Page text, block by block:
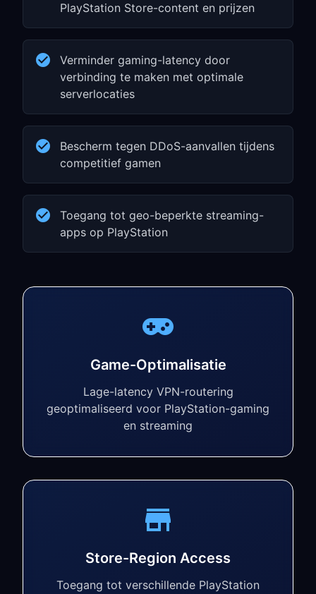
PlayStation Store-content en prijzen
Verminder gaming-latency door
verbinding te maken met optimale
serverlocaties
Bescherm tegen DDoS-aanvallen tijdens
competitief gamen
Toegang tot geo-beperkte streaming-
apps op PlayStation
Game-Optimalisatie
Lage-latency VPN-routering
geoptimaliseerd voor PlayStation-gaming
en streaming
Store-Region Access
Toegang tot verschillende PlayStation